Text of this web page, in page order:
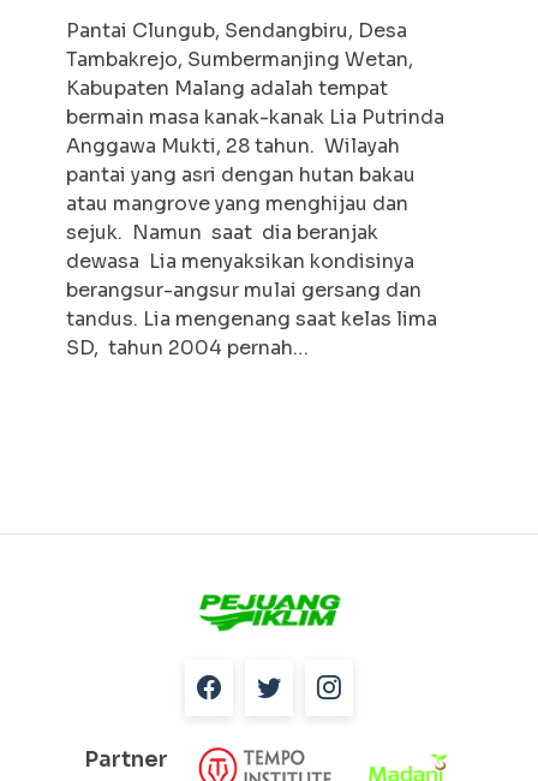
Pantai Clungub, Sendangbiru, Desa
Tambakrejo, Sumbermanjing Wetan,
Kabupaten Malang adalah tempat
bermain masa kanak-kanak Lia Putrinda
Anggawa Mukti, 28 tahun. Wilayah
pantai yang asri dengan hutan bakau
atau mangrove yang menghijau dan
sejuk. Namun saat dia beranjak
dewasa Lia menyaksikan kondisinya
berangsur-angsur mulai gersang dan
tandus. Lia mengenang saat kelas lima
SD, tahun 2004 pernah…
Partner